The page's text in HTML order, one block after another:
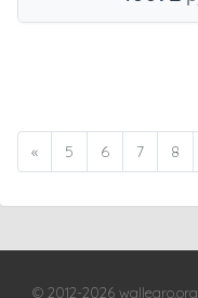
« 5 6 7 8
© 2012-2026 wallegro.org